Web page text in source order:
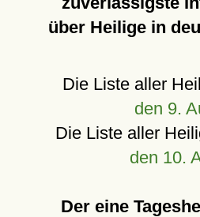
über Heilige in
Die Liste aller
den 9.
Die Liste aller
den 10.
Der eine